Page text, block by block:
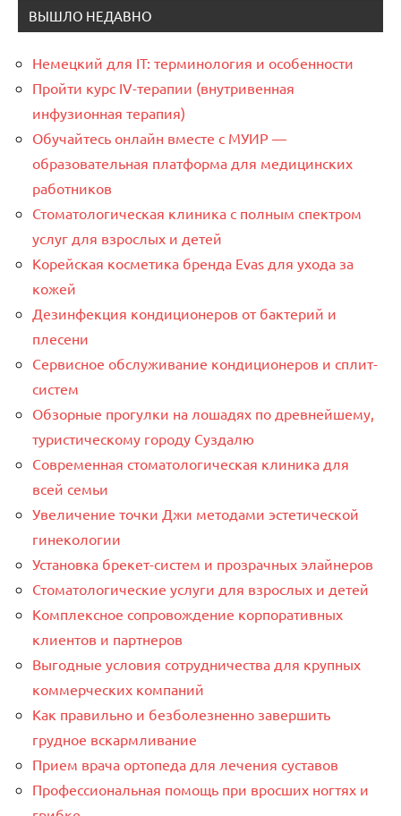
ВЫШЛО НЕДАВНО
Немецкий для IT: терминология и особенности
Пройти курс IV-терапии (внутривенная
инфузионная терапия)
Обучайтесь онлайн вместе с МУИР —
образовательная платформа для медицинских
работников
Стоматологическая клиника с полным спектром
услуг для взрослых и детей
Корейская косметика бренда Evas для ухода за
кожей
Дезинфекция кондиционеров от бактерий и
плесени
Сервисное обслуживание кондиционеров и сплит-
систем
Обзорные прогулки на лошадях по древнейшему,
туристическому городу Суздалю
Современная стоматологическая клиника для
всей семьи
Увеличение точки Джи методами эстетической
гинекологии
Установка брекет-систем и прозрачных элайнеров
Стоматологические услуги для взрослых и детей
Комплексное сопровождение корпоративных
клиентов и партнеров
Выгодные условия сотрудничества для крупных
коммерческих компаний
Как правильно и безболезненно завершить
грудное вскармливание
Прием врача ортопеда для лечения суставов
Профессиональная помощь при вросших ногтях и